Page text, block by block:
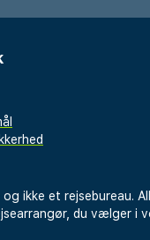
og ikke et rejsebureau.
du vælger i